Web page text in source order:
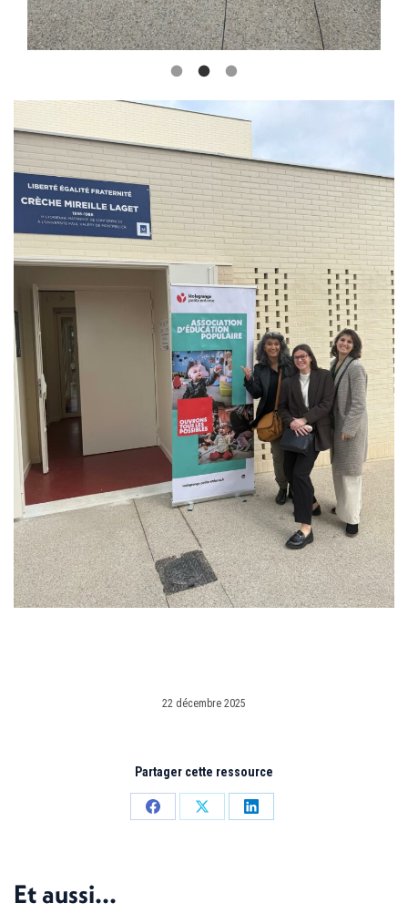
22 décembre 2025
Partager cette ressource
PartagerPartagerPartager
Et aussi...